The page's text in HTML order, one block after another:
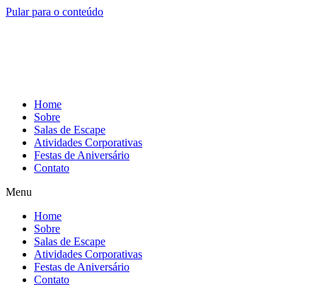
Pular para o conteúdo
Home
Sobre
Salas de Escape
Atividades Corporativas
Festas de Aniversário
Contato
Menu
Home
Sobre
Salas de Escape
Atividades Corporativas
Festas de Aniversário
Contato